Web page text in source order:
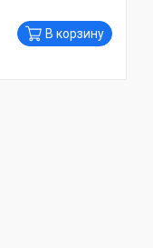
В корзину